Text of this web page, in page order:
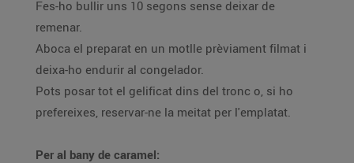
Fes-ho bullir uns 10 segons sense deixar de
remenar.
Aboca el preparat en un motlle prèviament filmat i
deixa-ho endurir al congelador.
Pots posar tot el gelificat dins del tronc o, si ho
prefereixes, reservar-ne la meitat per l'emplatat.
Per al bany de caramel: